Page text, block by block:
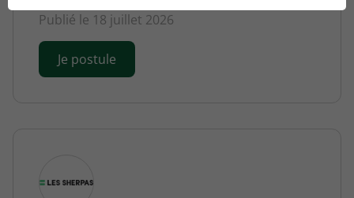
Publié le 18 juillet 2026
Je postule